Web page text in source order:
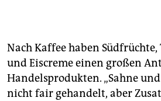
Nach Kaffee haben
und Eiscreme einen großen
Handelsprodukten. „Sahne
nicht fair gehandelt, aber